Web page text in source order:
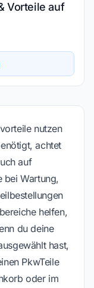
Vorteile auf
nutzen
achtet
auf
bei Wartung,
helfen,
du deine
hast,
PkwTeile
oder im